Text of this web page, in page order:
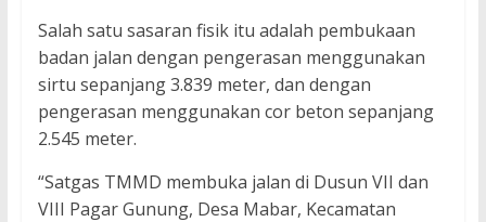
Salah satu sasaran fisik itu adalah pembukaan
badan jalan dengan pengerasan menggunakan
sirtu sepanjang 3.839 meter, dan dengan
pengerasan menggunakan cor beton sepanjang
2.545 meter.
“Satgas TMMD membuka jalan di Dusun VII dan
VIII Pagar Gunung, Desa Mabar, Kecamatan